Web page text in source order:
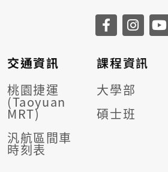
交通資訊
桃園捷運
(Taoyuan
MRT)
汎航區間車
時刻表
課程資訊
大學部
碩士班